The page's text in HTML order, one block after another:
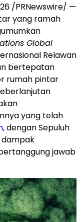
/PRNewswire/ —
yang ramah
Global
Relawan
bertepatan
rumah pintar
yang telah
, dengan Sepuluh
dampak
jawab